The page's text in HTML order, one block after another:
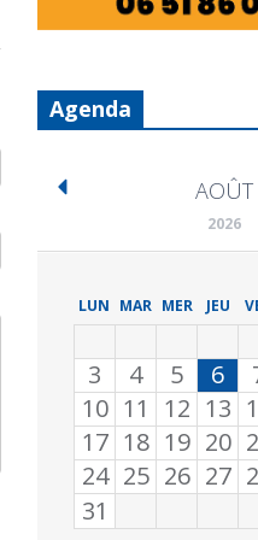
Agenda
AOÛT
2026
LUN MAR MER JEU
3
4 5 6
10 11 12 13
17 18 19 20
24 25 26 27
31